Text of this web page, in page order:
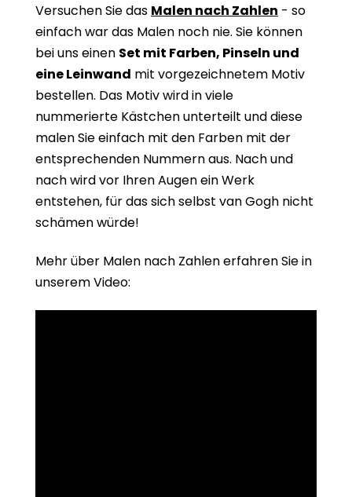
Versuchen Sie das Malen nach Zahlen - so
einfach war das Malen noch nie. Sie können
bei uns einen Set mit Farben, Pinseln und
eine Leinwand mit vorgezeichnetem Motiv
bestellen. Das Motiv wird in viele
nummerierte Kästchen unterteilt und diese
malen Sie einfach mit den Farben mit der
entsprechenden Nummern aus. Nach und
nach wird vor Ihren Augen ein Werk
entstehen, für das sich selbst van Gogh nicht
schämen würde!
Mehr über Malen nach Zahlen erfahren Sie in
unserem Video: